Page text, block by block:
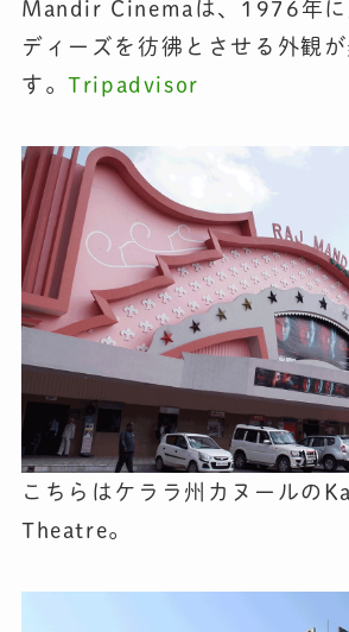
Mandir Cinemaは、1976年に
ディーズを彷彿とさせる外観
す。Tripadvisor
こちらはケララ州カヌールの
Theatre。